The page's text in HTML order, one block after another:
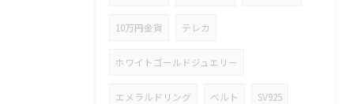
10万円金貨 テレカ
ホワイトゴールドジュエリー
エメラルドリング ベルト SV925